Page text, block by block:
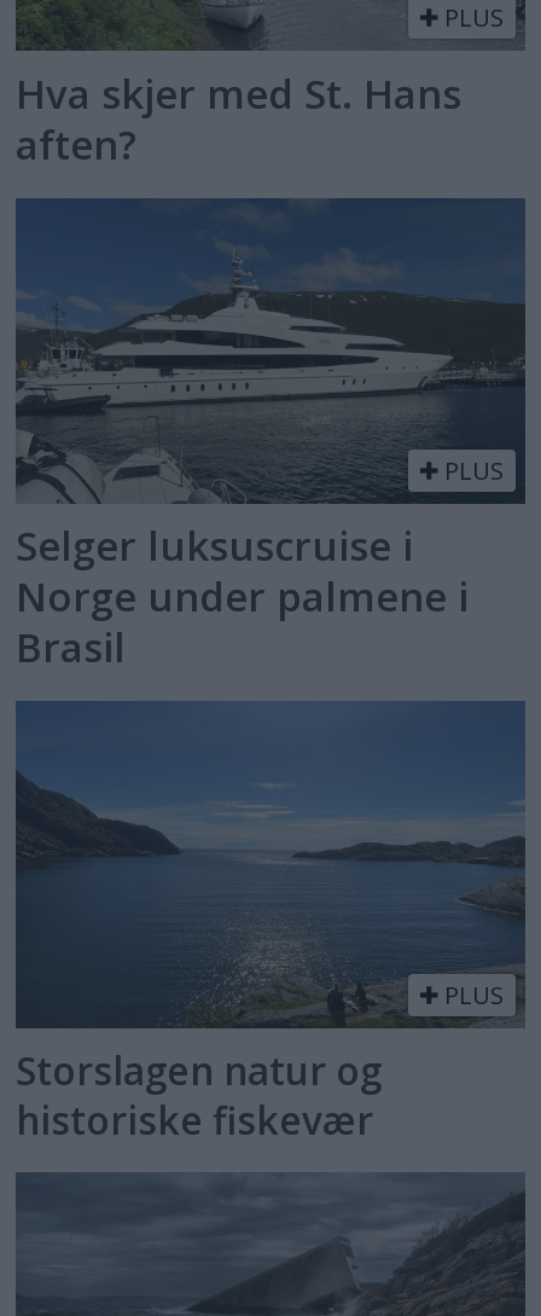
PLUS
Hva skjer med St. Hans
aften?
PLUS
Selger luksuscruise i
Norge under palmene i
Brasil
PLUS
Storslagen natur og
historiske fiskevær